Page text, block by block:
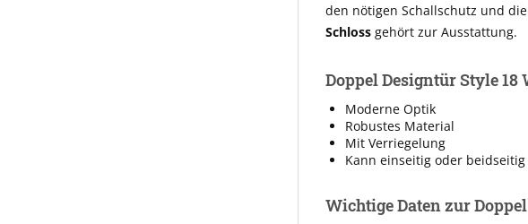
den nötigen Schallschutz und
Schloss gehört zur Ausstattung.
Doppel Designtür Style
Moderne Optik
Robustes Material
Mit Verriegelung
Kann einseitig oder
Wichtige Daten zur